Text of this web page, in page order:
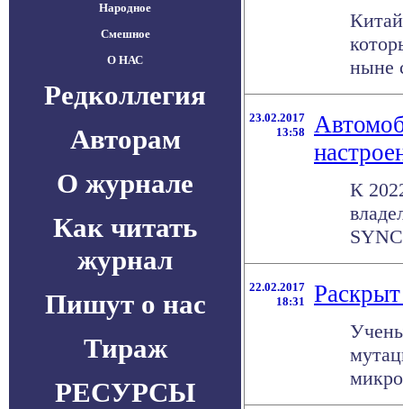
Народное
Смешное
О НАС
Редколлегия
Авторам
О журнале
Как читать
журнал
Пишут о нас
Тираж
РЕСУРСЫ
ныне
23.02.2017
13:58
К
22.02.2017
18:31